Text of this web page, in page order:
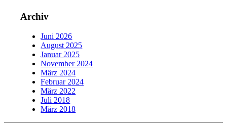
Archiv
Juni 2026
August 2025
Januar 2025
November 2024
März 2024
Februar 2024
März 2022
Juli 2018
März 2018